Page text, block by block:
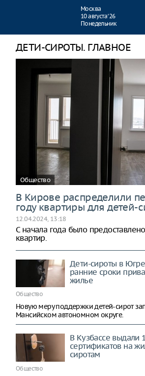
Москва
10 августа ‘26
Понедельник
ДЕТИ-СИРОТЫ. ГЛАВНОЕ
Общество
В Кирове распределили
году квартиры для детей-
12.04.2024, 13:18
С начала года было
квартир.
Дети-сироты в
ранние сроки
жилье
Общество
Новую меру поддержки детей-сирот
Мансийском автономном округе.
В Кузбассе выдали
сертификатов на
сиротам
Общество